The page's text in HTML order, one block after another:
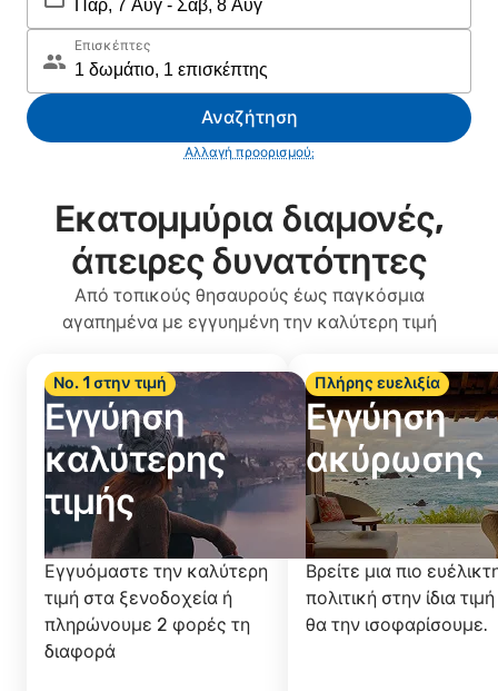
Επισκέπτες
Αναζήτηση
Αλλαγή προορισμού;
Εκατομμύρια διαμονές,
άπειρες δυνατότητες
Από τοπικούς θησαυρούς έως παγκόσμια
αγαπημένα με εγγυημένη την καλύτερη τιμή
Νο. 1 στην τιμή
Εγγύηση
καλύτερης
τιμής
Εγγυόμαστε την καλύτερη
τιμή στα ξενοδοχεία ή
πληρώνουμε 2 φορές τη
διαφορά
Πλήρης ευελιξία
Εγγύηση
ακύρωσης
Βρείτε μια πιο
πολιτική στην ίδια
θα την ισοφαρίσουμε.